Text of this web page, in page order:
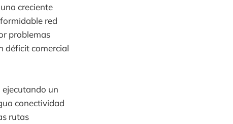
creciente
red
problemas
déficit comercial
ejecutando un
conectividad
rutas